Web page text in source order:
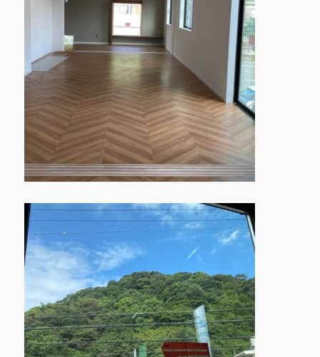
鳩の子保育園の特色
▶
園での生活 ▶
代表挨拶 ▶ おしらせ ▶
ときわ園アクセス ▶ みずほ園アクセス ▶
城北園アクセス ▶
facebook instagram お問合せ 採用情報
トップページ